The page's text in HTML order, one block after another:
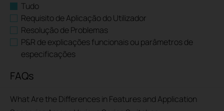
Tudo
Requisito de Aplicação do Utilizador
Resolução de Problemas
P&R de explicações funcionais ou parâmetros de
especificações
FAQs
What Are the Differences in Features and Application